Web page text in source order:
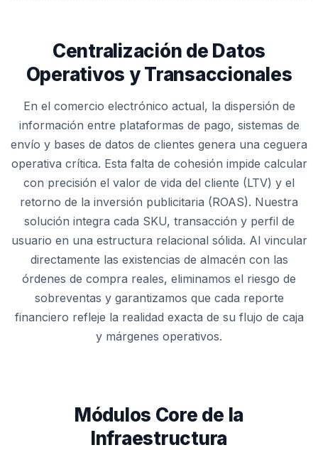
Centralización de Datos
Operativos y Transaccionales
En el comercio electrónico actual, la dispersión de
información entre plataformas de pago, sistemas de
envío y bases de datos de clientes genera una ceguera
operativa crítica. Esta falta de cohesión impide calcular
con precisión el valor de vida del cliente (LTV) y el
retorno de la inversión publicitaria (ROAS). Nuestra
solución integra cada SKU, transacción y perfil de
usuario en una estructura relacional sólida. Al vincular
directamente las existencias de almacén con las
órdenes de compra reales, eliminamos el riesgo de
sobreventas y garantizamos que cada reporte
financiero refleje la realidad exacta de su flujo de caja
y márgenes operativos.
Módulos Core de la
Infraestructura